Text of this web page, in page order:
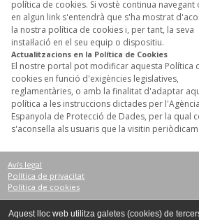
política de cookies. Si vostè continua navegant
en algun link s'entendrà que s'ha mostrat
la nostra política de cookies i, per tant, la seva
instaŀlació en el seu equip o dispositiu.
Actualitzacions en la Política de Cookies
El nostre portal pot modificar aquesta Política
cookies en funció d'exigències legislatives,
reglamentàries, o amb la finalitat d'adaptar
política a les instruccions dictades per l'Agència
Espanyola de Protecció de Dades, per la qual
s'aconsella als usuaris que la visitin
Avís legal
Política de privacitat
Política de cookies
Aeroclub s/n (al costat del Túnel del Vent)
Aquest lloc web utilitza galetes (cookies) de